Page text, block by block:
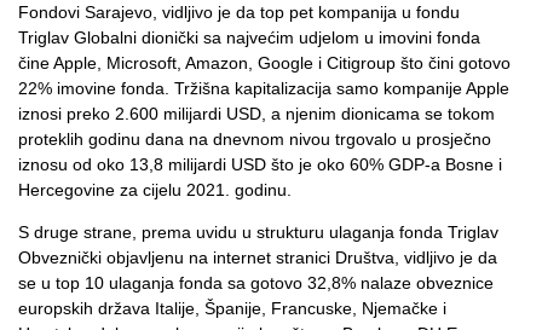
Fondovi Sarajevo, vidljivo je da top pet kompanija u fondu
Triglav Globalni dionički sa najvećim udjelom u imovini fonda
čine Apple, Microsoft, Amazon, Google i Citigroup što čini gotovo
22% imovine fonda. Tržišna kapitalizacija samo kompanije Apple
iznosi preko 2.600 milijardi USD, a njenim dionicama se tokom
proteklih godinu dana na dnevnom nivou trgovalo u prosječno
iznosu od oko 13,8 milijardi USD što je oko 60% GDP-a Bosne i
Hercegovine za cijelu 2021. godinu.
S druge strane, prema uvidu u strukturu ulaganja fonda Triglav
Obveznički objavljenu na internet stranici Društva, vidljivo je da
se u top 10 ulaganja fonda sa gotovo 32,8% nalaze obveznice
europskih država Italije, Španije, Francuske, Njemačke i